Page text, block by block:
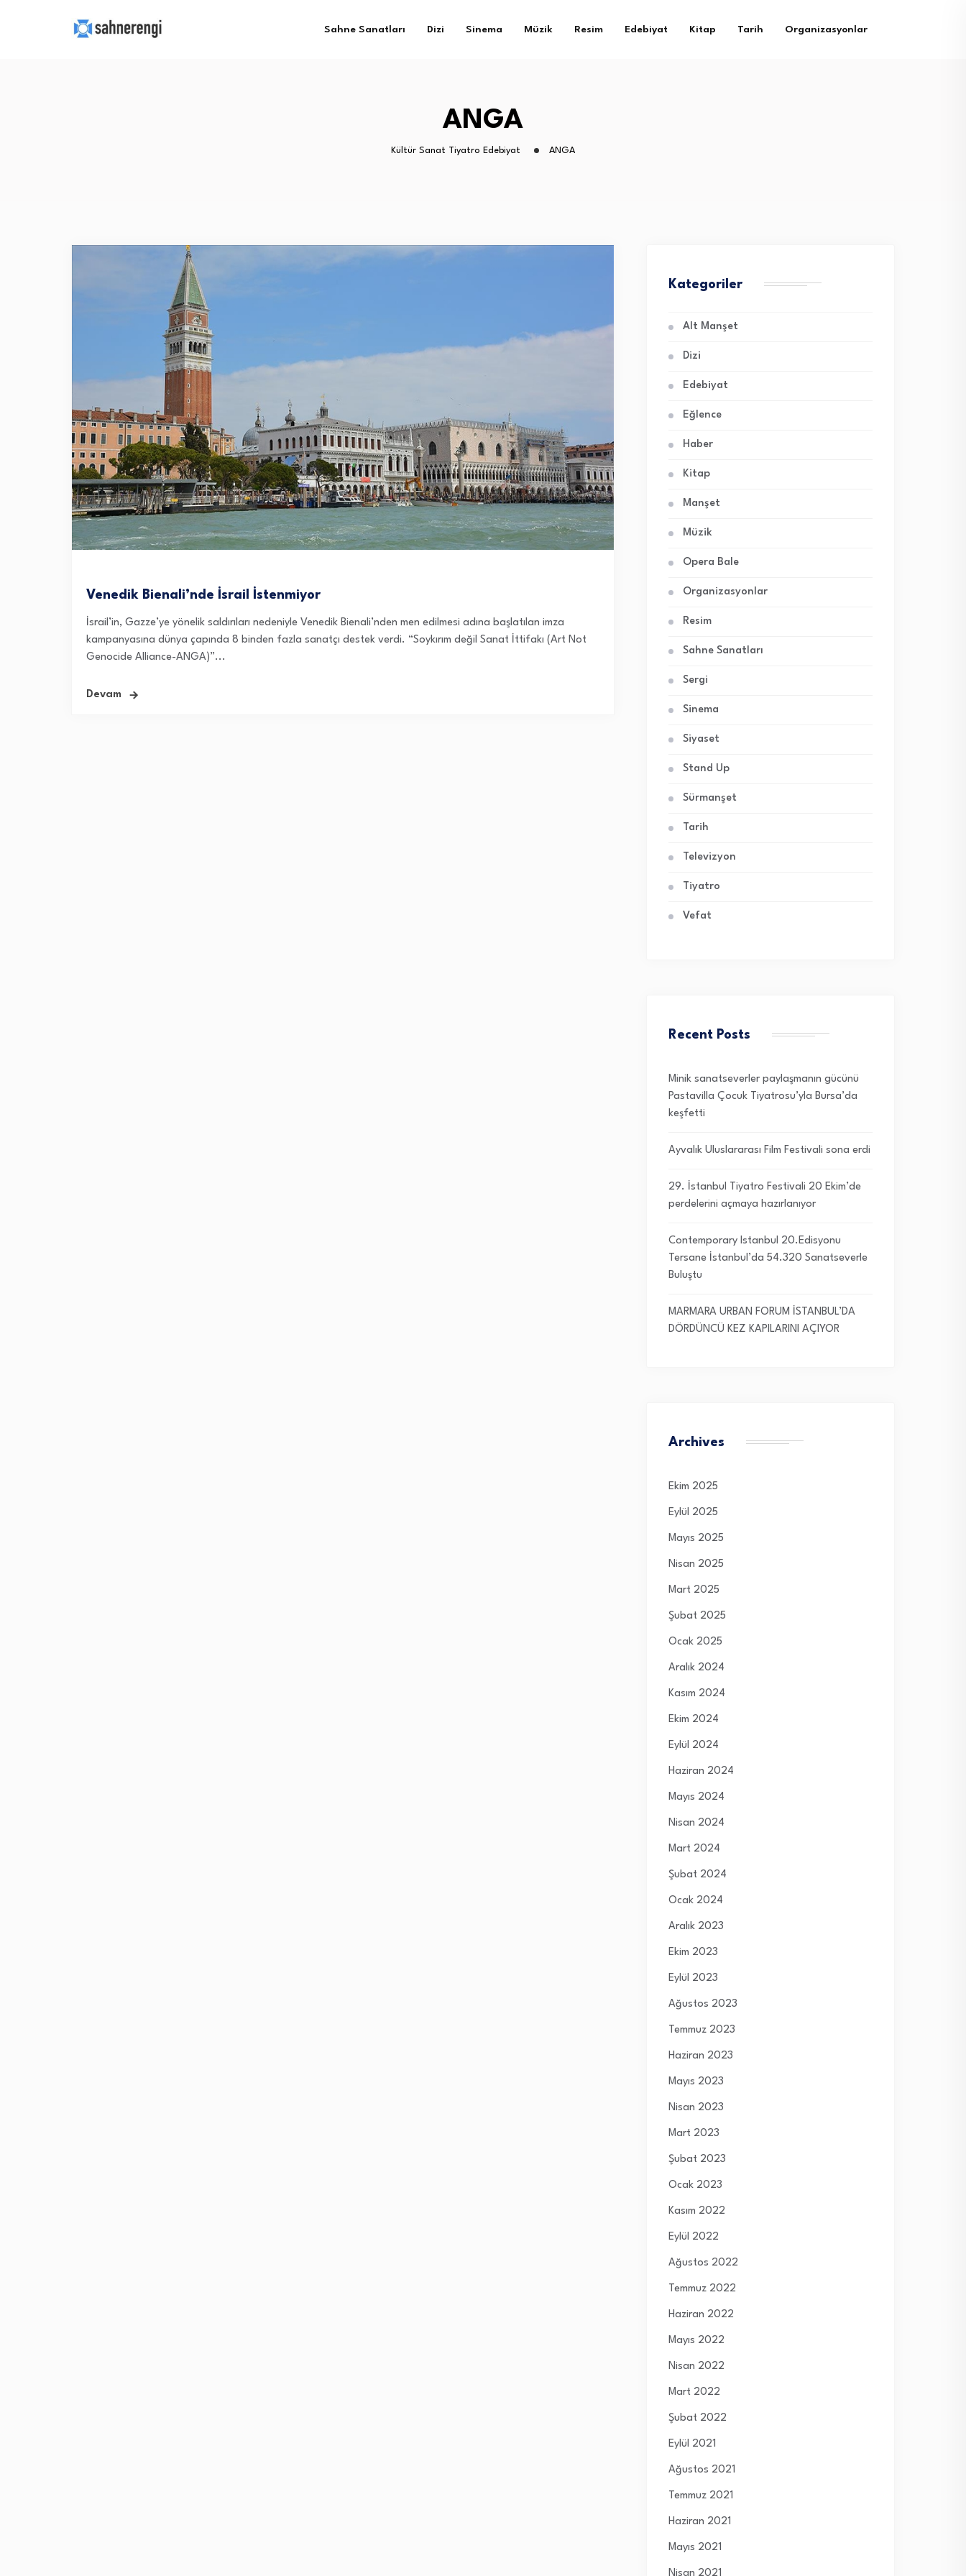
Sahne Sanatları Dizi Sinema Müzik Resim Edebiyat Kitap Tarih Organizasyonlar
ANGA
Kültür Sanat Tiyatro Edebiyat ANGA
Venedik Bienali’nde İsrail İstenmiyor
İsrail’in, Gazze’ye yönelik saldırıları nedeniyle Venedik Bienali’nden men edilmesi adına başlatılan imza
kampanyasına dünya çapında 8 binden fazla sanatçı destek verdi. “Soykırım değil Sanat İttifakı (Art Not
Genocide Alliance-ANGA)”...
Devam
Kategoriler
Alt Manşet
Dizi
Edebiyat
Eğlence
Haber
Kitap
Manşet
Müzik
Opera Bale
Organizasyonlar
Resim
Sahne Sanatları
Sergi
Sinema
Siyaset
Stand Up
Sürmanşet
Tarih
Televizyon
Tiyatro
Vefat
Recent Posts
Minik sanatseverler paylaşmanın gücünü
Pastavilla Çocuk Tiyatrosu’yla Bursa’da
keşfetti
Ayvalık Uluslararası Film Festivali sona erdi
29. İstanbul Tiyatro Festivali 20 Ekim’de
perdelerini açmaya hazırlanıyor
Contemporary Istanbul 20.Edisyonu
Tersane İstanbul’da 54.320 Sanatseverle
Buluştu
MARMARA URBAN FORUM İSTANBUL’DA
DÖRDÜNCÜ KEZ KAPILARINI AÇIYOR
Archives
Ekim 2025
Eylül 2025
Mayıs 2025
Nisan 2025
Mart 2025
Şubat 2025
Ocak 2025
Aralık 2024
Kasım 2024
Ekim 2024
Eylül 2024
Haziran 2024
Mayıs 2024
Nisan 2024
Mart 2024
Şubat 2024
Ocak 2024
Aralık 2023
Ekim 2023
Eylül 2023
Ağustos 2023
Temmuz 2023
Haziran 2023
Mayıs 2023
Nisan 2023
Mart 2023
Şubat 2023
Ocak 2023
Kasım 2022
Eylül 2022
Ağustos 2022
Temmuz 2022
Haziran 2022
Mayıs 2022
Nisan 2022
Mart 2022
Şubat 2022
Eylül 2021
Ağustos 2021
Temmuz 2021
Haziran 2021
Mayıs 2021
Nisan 2021